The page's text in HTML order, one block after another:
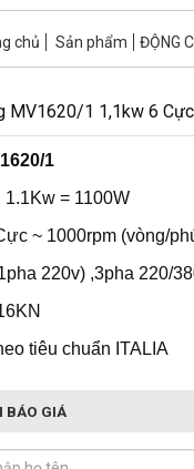
chủ Sản phẩm ĐỘNG
MV1620/1 1,1kw 6
1
1.1Kw = 1100W
~ 1000rpm (vòng/
220v) ,3pha 220/
tiêu chuẩn ITALIA
BÁO GIÁ